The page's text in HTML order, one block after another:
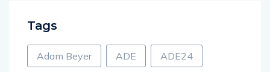
Tags
Adam Beyer ADE ADE24